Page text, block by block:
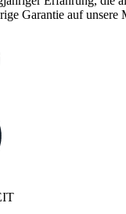
Garantie auf unsere